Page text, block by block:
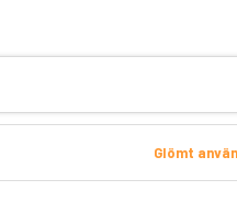
Glömt